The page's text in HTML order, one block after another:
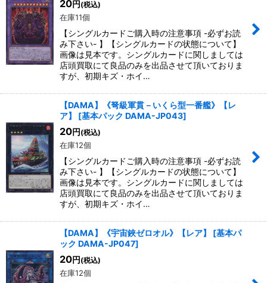
20円 (税込)
在庫11個
【シングルカードご購入時の注意事項 -必ずお読
み下さい- 】【シングルカードの状態について】
画像は見本です。シングルカードに関しましては
店頭買取にて良品のみを出品させて頂いておりま
すが、初期キズ・ホイ…
【DAMA】《弩級軍貫－いくら型一番艦》【レ
ア】
[基本パック DAMA-JP043]
20円 (税込)
在庫12個
【シングルカードご購入時の注意事項 -必ずお読
み下さい- 】【シングルカードの状態について】
画像は見本です。シングルカードに関しましては
店頭買取にて良品のみを出品させて頂いておりま
すが、初期キズ・ホイ…
【DAMA】《宇宙鋏ゼロオル》【レア】 [基本パ
ック DAMA-JP047]
20円 (税込)
在庫12個